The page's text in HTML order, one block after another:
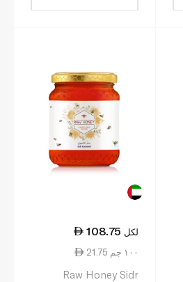
108.75 لكل
21.75 ١٠٠ جم
Raw Honey Sidr